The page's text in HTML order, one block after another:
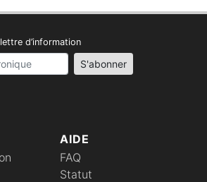
AIDE
FAQ
Statut
d’information
S'abonner